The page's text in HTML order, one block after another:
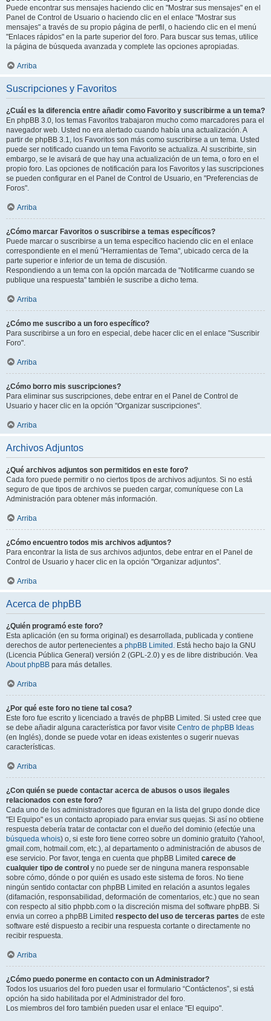
Puede encontrar sus mensajes haciendo clic en "Mostrar sus mensajes" en el
Panel de Control de Usuario o haciendo clic en el enlace "Mostrar sus
mensajes" a través de su propio página de perfil, o haciendo clic en el menú
"Enlaces rápidos" en la parte superior del foro. Para buscar sus temas, utilice
la página de búsqueda avanzada y complete las opciones apropiadas.
Arriba
Suscripciones y Favoritos
¿Cuál es la diferencia entre añadir como Favorito y suscribirme a un tema?
En phpBB 3.0, los temas Favoritos trabajaron mucho como marcadores para el
navegador web. Usted no era alertado cuando había una actualización. A
partir de phpBB 3.1, los Favoritos son más como suscribirse a un tema. Usted
puede ser notificado cuando un tema Favorito se actualiza. Al suscribirte, sin
embargo, se le avisará de que hay una actualización de un tema, o foro en el
propio foro. Las opciones de notificación para los Favoritos y las suscripciones
se pueden configurar en el Panel de Control de Usuario, en "Preferencias de
Foros".
Arriba
¿Cómo marcar Favoritos o suscribirse a temas específicos?
Puede marcar o suscribirse a un tema específico haciendo clic en el enlace
correspondiente en el menú "Herramientas de Tema", ubicado cerca de la
parte superior e inferior de un tema de discusión.
Respondiendo a un tema con la opción marcada de "Notificarme cuando se
publique una respuesta" también le suscribe a dicho tema.
Arriba
¿Cómo me suscribo a un foro específico?
Para suscribirse a un foro en especial, debe hacer clic en el enlace "Suscribir
Foro".
Arriba
¿Cómo borro mis suscripciones?
Para eliminar sus suscripciones, debe entrar en el Panel de Control de
Usuario y hacer clic en la opción "Organizar suscripciones".
Arriba
Archivos Adjuntos
¿Qué archivos adjuntos son permitidos en este foro?
Cada foro puede permitir o no ciertos tipos de archivos adjuntos. Si no está
seguro de que tipos de archivos se pueden cargar, comuníquese con La
Administración para obtener más información.
Arriba
¿Cómo encuentro todos mis archivos adjuntos?
Para encontrar la lista de sus archivos adjuntos, debe entrar en el Panel de
Control de Usuario y hacer clic en la opción "Organizar adjuntos".
Arriba
Acerca de phpBB
¿Quién programó este foro?
Esta aplicación (en su forma original) es desarrollada, publicada y contiene
derechos de autor pertenecientes a phpBB Limited . Está hecho bajo la GNU
(Licencia Pública General) versión 2 (GPL-2.0) y es de libre distribución. Vea
About phpBB para más detalles.
Arriba
¿Por qué este foro no tiene tal cosa?
Este foro fue escrito y licenciado a través de phpBB Limited. Si usted cree que
se debe añadir alguna característica por favor visite Centro de phpBB Ideas
(en Inglés), donde se puede votar en ideas existentes o sugerir nuevas
características.
Arriba
¿Con quién se puede contactar acerca de abusos o usos ilegales
relacionados con este foro?
Cada uno de los administradores que figuran en la lista del grupo donde dice
"El Equipo" es un contacto apropiado para enviar sus quejas. Si así no obtiene
respuesta debería tratar de contactar con el dueño del dominio (efectúe una
búsqueda whois) o, si este foro tiene correo sobre un dominio gratuito (Yahoo!,
gmail.com, hotmail.com, etc.), al departamento o administración de abusos de
ese servicio. Por favor, tenga en cuenta que phpBB Limited carece de
cualquier tipo de control y no puede ser de ninguna manera responsable
sobre cómo, dónde o por quién es usado este sistema de foros. No tiene
ningún sentido contactar con phpBB Limited en relación a asuntos legales
(difamación, responsabilidad, deformación de comentarios, etc.) que no sean
con respecto al sitio phpbb.com o la discreción misma del software phpBB. Si
envia un correo a phpBB Limited respecto del uso de terceras partes de este
software esté dispuesto a recibir una respuesta cortante o directamente no
recibir respuesta.
Arriba
¿Cómo puedo ponerme en contacto con un Administrador?
Todos los usuarios del foro pueden usar el formulario “Contáctenos”, si está
opción ha sido habilitada por el Administrador del foro.
Los miembros del foro también pueden usar el enlace "El equipo".